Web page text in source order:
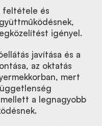
feltétele és
igényel.
javítása és a
az oktatás
mert
a legnagyobb